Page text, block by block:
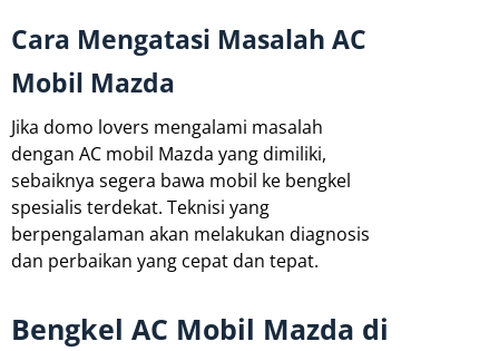
Cara Mengatasi Masalah AC
Mobil Mazda
Jika domo lovers mengalami masalah
dengan AC mobil Mazda yang dimiliki,
sebaiknya segera bawa mobil ke bengkel
spesialis terdekat. Teknisi yang
berpengalaman akan melakukan diagnosis
dan perbaikan yang cepat dan tepat.
Bengkel AC Mobil Mazda di